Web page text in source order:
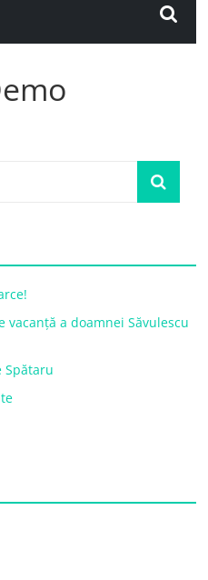
vacanță a doamnei Săvulescu
Spătaru